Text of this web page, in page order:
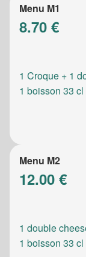
Menu M1
8.70 €
1 Croque + 1
1 boisson 33 cl
Menu M2
12.00 €
1 double
1 boisson 33 cl